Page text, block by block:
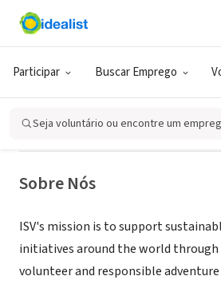
Participar Buscar Emprego
Seja voluntário ou encontre um
ONG (SETOR SOCIAL)
International Student
Australia
Sydney, NSW, Austrália|
Sobre Nós
ISV's mission is to support
initiatives around the world
volunteer and responsible